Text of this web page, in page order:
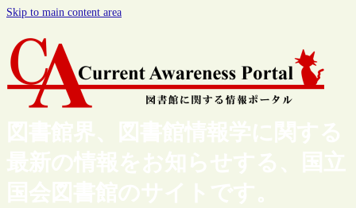
Skip to main content area
図書館界、図書館情報学に関する
最新の情報をお知らせする、国立
国会図書館のサイトです。